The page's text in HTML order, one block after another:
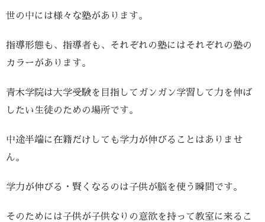
世の中には様々な塾があります。
指導形態も、指導者も、それぞれの塾にはそれぞれの塾の
カラーがあります。
青木学院は大学受験を目指してガンガン学習して力を伸ば
したい生徒のための場所です。
中途半端に在籍だけしても学力が伸びることはありませ
ん。
学力が伸びる・賢くなるのは子供が脳を使う瞬間です。
そのためには子供が子供なりの意欲を持って教室に来るこ